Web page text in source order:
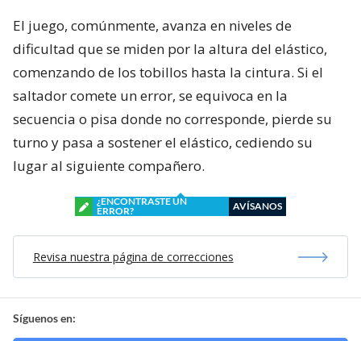
El juego, comúnmente, avanza en niveles de
dificultad que se miden por la altura del elástico,
comenzando de los tobillos hasta la cintura. Si el
saltador comete un error, se equivoca en la
secuencia o pisa donde no corresponde, pierde su
turno y pasa a sostener el elástico, cediendo su
lugar al siguiente compañero.
¿ENCONTRASTE UN
ERROR?
AVÍSANOS
Revisa nuestra página de correcciones
Síguenos en: